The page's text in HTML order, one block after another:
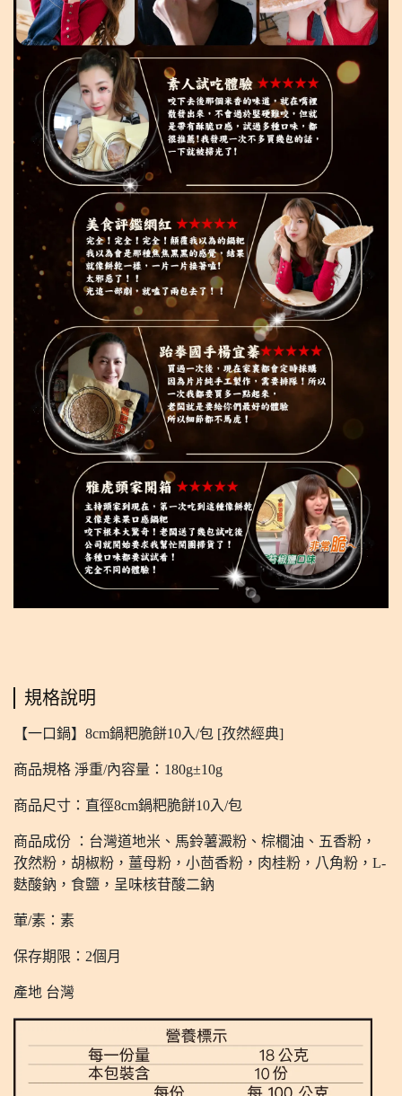
規格說明
【一口鍋】8cm鍋粑脆餅10入/包 [孜然經典]
商品規格 淨重/內容量：180g±10g
商品尺寸：直徑8cm鍋粑脆餅10入/包
商品成份 ：台灣道地米、馬鈴薯澱粉、棕櫚油、五香粉，
孜然粉，胡椒粉，薑母粉，小茴香粉，肉桂粉，八角粉，L-
麩酸鈉，食鹽，呈味核苷酸二鈉
葷/素：素
保存期限：2個月
產地 台灣